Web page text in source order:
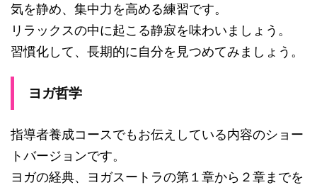
気を静め、集中力を高める練習です。
リラックスの中に起こる静寂を味わいましょう。
習慣化して、長期的に自分を見つめてみましょう。
ヨガ哲学
指導者養成コースでもお伝えしている内容のショー
トバージョンです。
ヨガの経典、ヨガスートラの第１章から２章までを